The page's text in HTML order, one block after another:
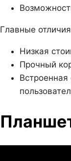
Главные
Низкая
Прочный